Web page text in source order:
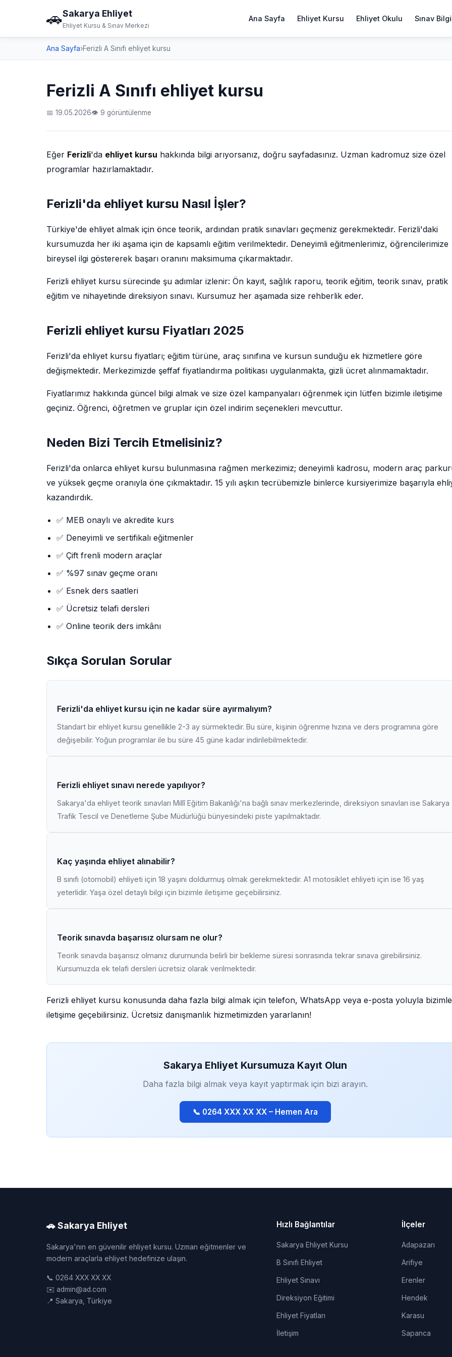
🚗Sakarya Ehliyet
Ehliyet Kursu & Sınav Merkezi
Ana Sayfa Ehliyet Kursu Ehliyet Okulu Sınav
Ana Sayfa›Ferizli A Sınıfı ehliyet kursu
Ferizli A Sınıfı ehliyet kursu
📅 19.05.2026👁 9 görüntülenme
Eğer Ferizli'da ehliyet kursu hakkında bilgi arıyorsanız, doğru sayfadasınız. Uzman kadromuz size özel
programlar hazırlamaktadır.
Ferizli'da ehliyet kursu Nasıl İşler?
Türkiye'de ehliyet almak için önce teorik, ardından pratik sınavları geçmeniz gerekmektedir. Ferizli'daki
kursumuzda her iki aşama için de kapsamlı eğitim verilmektedir. Deneyimli eğitmenlerimiz, öğrencilerimize
bireysel ilgi göstererek başarı oranını maksimuma çıkarmaktadır.
Ferizli ehliyet kursu sürecinde şu adımlar izlenir: Ön kayıt, sağlık raporu, teorik eğitim, teorik sınav, pratik
eğitim ve nihayetinde direksiyon sınavı. Kursumuz her aşamada size rehberlik eder.
Ferizli ehliyet kursu Fiyatları 2025
Ferizli'da ehliyet kursu fiyatları; eğitim türüne, araç sınıfına ve kursun sunduğu ek hizmetlere göre
değişmektedir. Merkezimizde şeffaf fiyatlandırma politikası uygulanmakta, gizli ücret alınmamaktadır.
Fiyatlarımız hakkında güncel bilgi almak ve size özel kampanyaları öğrenmek için lütfen bizimle iletişime
geçiniz. Öğrenci, öğretmen ve gruplar için özel indirim seçenekleri mevcuttur.
Neden Bizi Tercih Etmelisiniz?
Ferizli'da onlarca ehliyet kursu bulunmasına rağmen merkezimiz; deneyimli kadrosu, modern araç
ve yüksek geçme oranıyla öne çıkmaktadır. 15 yılı aşkın tecrübemizle binlerce kursiyerimize başarıyla
kazandırdık.
✅ MEB onaylı ve akredite kurs
✅ Deneyimli ve sertifikalı eğitmenler
✅ Çift frenli modern araçlar
✅ %97 sınav geçme oranı
✅ Esnek ders saatleri
✅ Ücretsiz telafi dersleri
✅ Online teorik ders imkânı
Sıkça Sorulan Sorular
Ferizli'da ehliyet kursu için ne kadar süre ayırmalıyım?
Standart bir ehliyet kursu genellikle 2-3 ay sürmektedir. Bu süre, kişinin öğrenme hızına ve ders programına göre
değişebilir. Yoğun programlar ile bu süre 45 güne kadar indirilebilmektedir.
Ferizli ehliyet sınavı nerede yapılıyor?
Sakarya'da ehliyet teorik sınavları Millî Eğitim Bakanlığı'na bağlı sınav merkezlerinde, direksiyon sınavları ise Sakarya
Trafik Tescil ve Denetleme Şube Müdürlüğü bünyesindeki piste yapılmaktadır.
Kaç yaşında ehliyet alınabilir?
B sınıfı (otomobil) ehliyeti için 18 yaşını doldurmuş olmak gerekmektedir. A1 motosiklet ehliyeti için ise 16 yaş
yeterlidir. Yaşa özel detaylı bilgi için bizimle iletişime geçebilirsiniz.
Teorik sınavda başarısız olursam ne olur?
Teorik sınavda başarısız olmanız durumunda belirli bir bekleme süresi sonrasında tekrar sınava girebilirsiniz.
Kursumuzda ek telafi dersleri ücretsiz olarak verilmektedir.
Ferizli ehliyet kursu konusunda daha fazla bilgi almak için telefon, WhatsApp veya e-posta yoluyla bizimle
iletişime geçebilirsiniz. Ücretsiz danışmanlık hizmetimizden yararlanın!
Sakarya Ehliyet Kursumuza Kayıt Olun
Daha fazla bilgi almak veya kayıt yaptırmak için bizi arayın.
📞 0264 XXX XX XX – Hemen Ara
🚗 Sakarya Ehliyet
Sakarya'nın en güvenilir ehliyet kursu. Uzman eğitmenler ve
modern araçlarla ehliyet hedefinize ulaşın.
📞 0264 XXX XX XX
✉️ admin@ad.com
📍 Sakarya, Türkiye
Hızlı Bağlantılar
Sakarya Ehliyet Kursu
B Sınıfı Ehliyet
Ehliyet Sınavı
Direksiyon Eğitimi
Ehliyet Fiyatları
İletişim
İlçeler
Adapazarı
Arifiye
Erenler
Hendek
Karasu
Sapanca